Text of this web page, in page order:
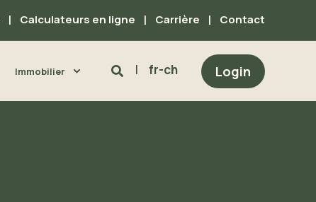
Calculateurs en ligne Carrière Contact
Immobilier fr-ch Login